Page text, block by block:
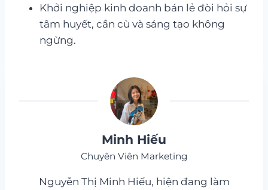
Khởi nghiệp kinh doanh bán lẻ đòi hỏi sự
tâm huyết, cần cù và sáng tạo không
ngừng.
Minh Hiếu
Chuyên Viên Marketing
Nguyễn Thị Minh Hiếu, hiện đang làm